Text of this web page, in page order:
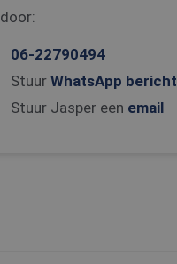
door:
06-22790494
Stuur WhatsApp bericht
Stuur Jasper een email